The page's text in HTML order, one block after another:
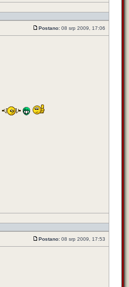
Postano: 08 srp 2009, 17:06
Postano: 08 srp 2009, 17:53